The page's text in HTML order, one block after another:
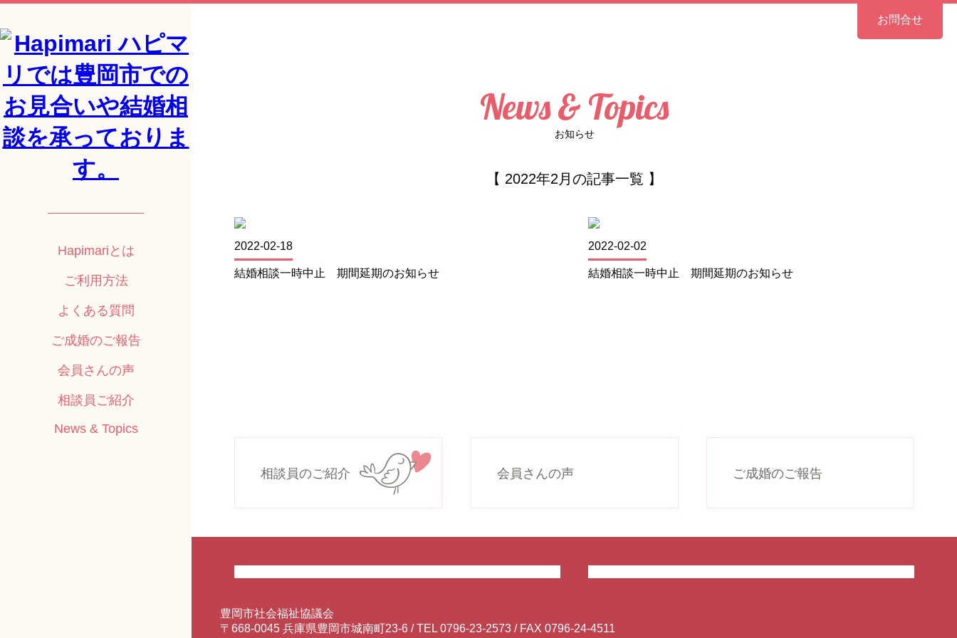
Hapimariとは
ご利用方法
よくある質問
ご成婚のご報告
会員さんの声
相談員ご紹介
News & Topics
お問合せ
News & Topics
お知らせ
【 2022年2月の記事一覧 】
2022-02-18
結婚相談一時中止 期間延期のお知らせ
2022-02-02
結婚相談一時中止 期間延期のお知らせ
相談員のご紹介 会員さんの声 ご成婚のご報告
豊岡市社会福祉協議会
〒668-0045 兵庫県豊岡市城南町23-6 / TEL0796-23-2573 / FAX 0796-24-4511